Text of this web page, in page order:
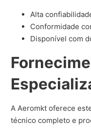
Alta
Conformidade
Disponível com
A Aeromkt oferece
técnico completo e